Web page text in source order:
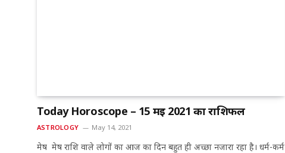
Today Horoscope – 15 मई 2021 का राशिफल
ASTROLOGY May 14, 2021
मेष मेष राशि वाले लोगों का आज का दिन बहुत ही अच्छा नजारा रहा है। धर्म-कर्म